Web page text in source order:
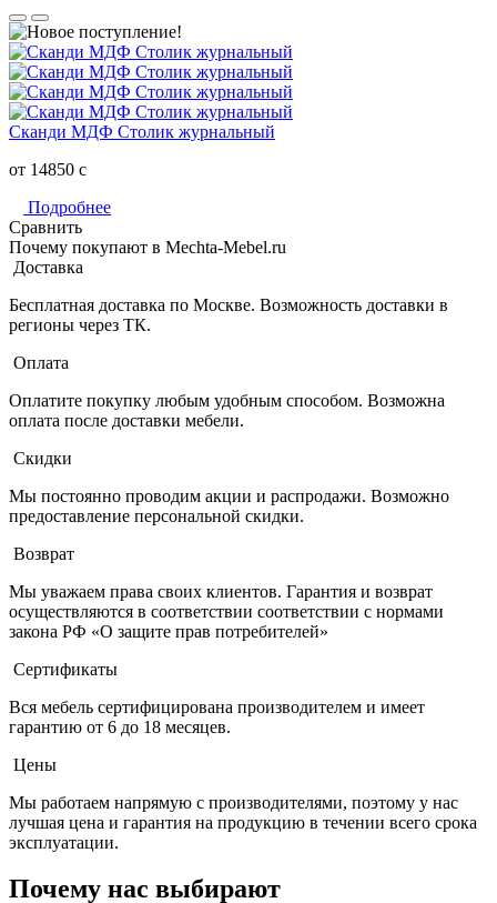
Сканди МДФ Столик журнальный
от 14850 c
Подробнее
Сравнить
Почему покупают в Mechta-Mebel.ru
Доставка
Бесплатная доставка по Москве. Возможность доставки в
регионы через ТК.
Оплата
Оплатите покупку любым удобным способом. Возможна
оплата после доставки мебели.
Скидки
Мы постоянно проводим акции и распродажи. Возможно
предоставление персональной скидки.
Возврат
Мы уважаем права своих клиентов. Гарантия и возврат
осуществляются в соответствии соответствии с нормами
закона РФ «О защите прав потребителей»
Сертификаты
Вся мебель сертифицирована производителем и имеет
гарантию от 6 до 18 месяцев.
Цены
Мы работаем напрямую с производителями, поэтому у нас
лучшая цена и гарантия на продукцию в течении всего срока
эксплуатации.
Почему нас выбирают